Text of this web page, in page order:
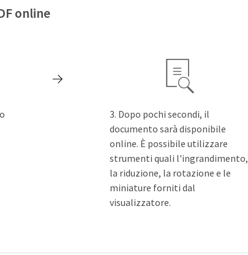
online
Dopo pochi secondi, il
documento sarà disponibile
online. È possibile utilizzare
strumenti quali l'ingrandimento,
la riduzione, la rotazione e le
miniature forniti dal
visualizzatore.